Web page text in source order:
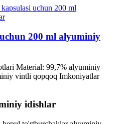
200 ml alyuminiy
Material: 99,7% alyuminiy
vintli qopqoq Imkoniyatlar
idishlar